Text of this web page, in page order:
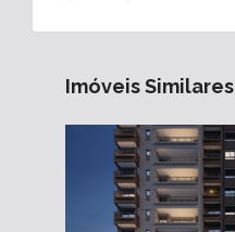
Imóveis Similares